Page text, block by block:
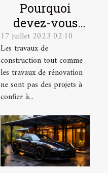
Pourquoi
devez-vous
faire appel à
des cordistes
pour vos
travaux en
hauteur ?
17 juillet 2023 02:10
Les travaux de
construction tout comme
les travaux de rénovation
ne sont pas des projets à
confier à...